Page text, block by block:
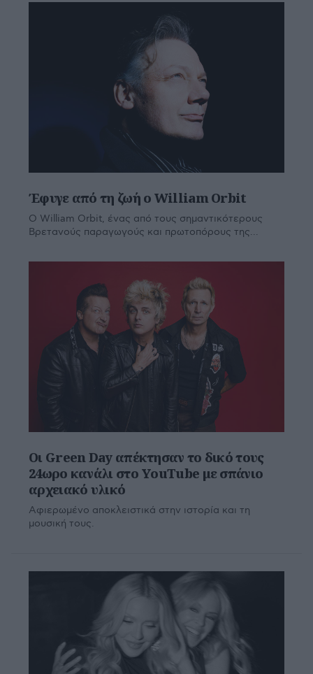
Έφυγε από τη ζωή ο William Orbit
Ο William Orbit, ένας από τους σημαντικότερους
Βρετανούς παραγωγούς και πρωτοπόρους της...
Οι Green Day απέκτησαν το δικό τους
24ωρο κανάλι στο YouTube με σπάνιο
αρχειακό υλικό
Aφιερωμένο αποκλειστικά στην ιστορία και τη
μουσική τους.